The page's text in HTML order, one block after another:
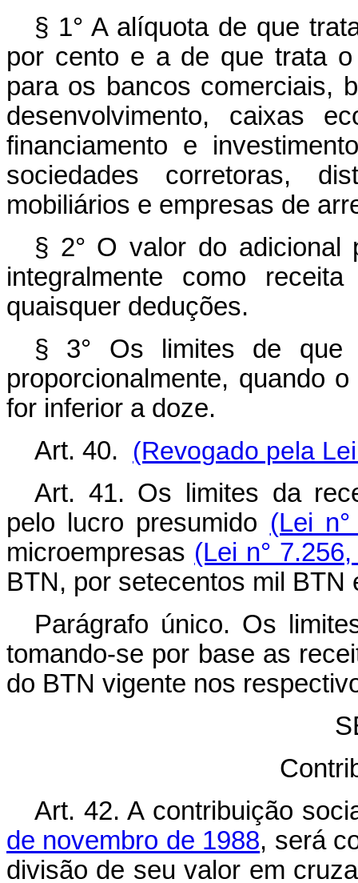
§ 1° A alíquota de que
por cento e a de que trata
para os bancos comerciais,
desenvolvimento, caixas
financiamento e
sociedades corretoras,
mobiliários e empresas de
§ 2° O valor do adicional
integralmente como
quaisquer deduções.
§ 3° Os limites de que
proporcionalmente, quando
for inferior a doze.
Art. 40. (Revogado pela
Art. 41. Os limites da
pelo lucro presumido (Lei
microempresas (Lei n°
BTN, por setecentos mil
Parágrafo único. Os
tomando-se por base as
do BTN vigente nos
Art. 42. A contribuição
de novembro de 1988, será
divisão de seu valor em